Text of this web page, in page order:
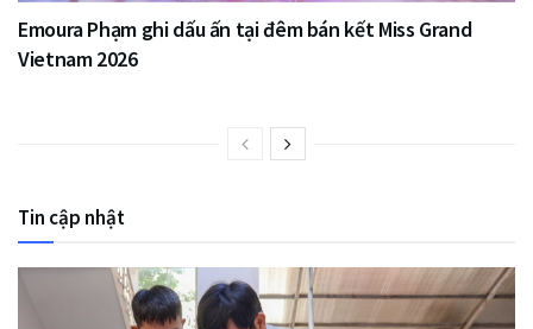
Emoura Phạm ghi dấu ấn tại đêm bán kết Miss Grand
Vietnam 2026
Tin cập nhật